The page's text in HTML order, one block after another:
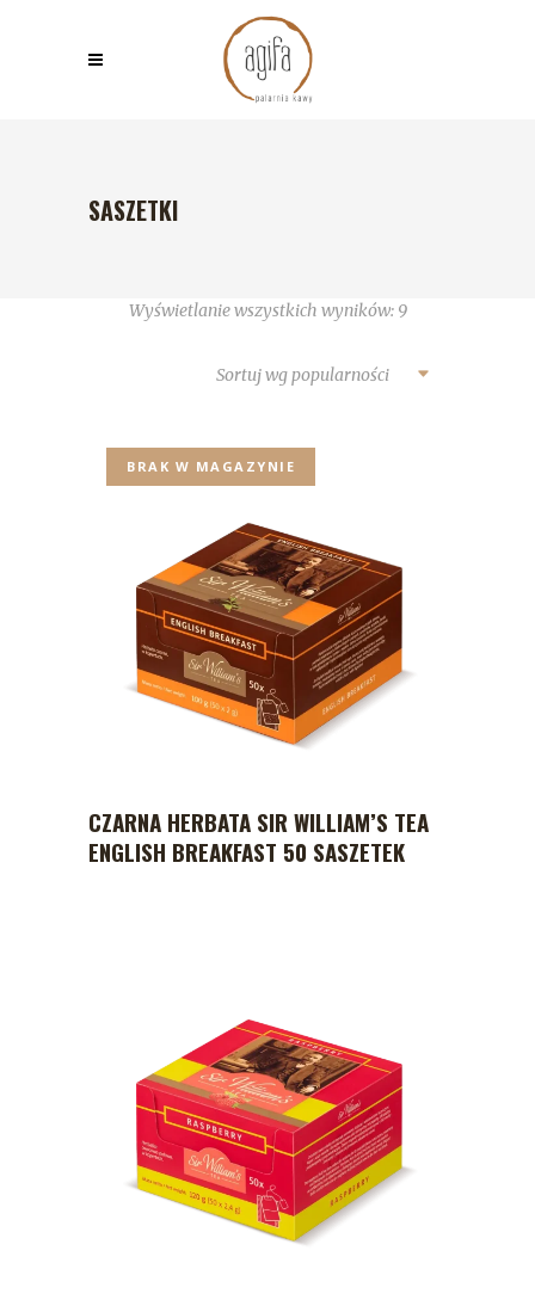
SASZETKI
Wyświetlanie wszystkich wyników: 9
Sortuj wg popularności
BRAK W MAGAZYNIE
CZARNA HERBATA SIR WILLIAM’S TEA
ENGLISH BREAKFAST 50 SASZETEK